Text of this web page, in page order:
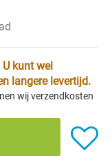
kunt wel
langere levertijd.
wij verzendkosten